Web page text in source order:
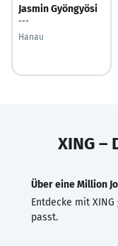
Jasmin Gyöngyösi
---
Hanau
XING –
Über eine Million
Entdecke mit
passt.